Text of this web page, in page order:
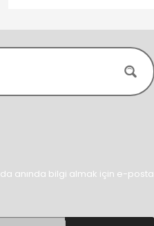
anında bilgi almak için e-posta